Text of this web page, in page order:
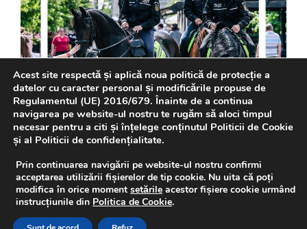
Acest site respectă și aplică noua politică de protecție a
datelor cu caracter personal și modificările propuse de
Regulamentul (UE) 2016/679. Înainte de a continua
navigarea pe website-ul nostru te rugăm să aloci timpul
necesar pentru a citi și înțelege conținutul Politicii de Cookie
și al Politicii de confidențialitate.
Prin continuarea navigării pe website-ul nostru confirmi
acceptarea utilizării fișierelor de tip cookie. Nu uita că poți
modifica în orice moment setările acestor fișiere cookie urmând
instrucțiunile din Politica de Cookie.